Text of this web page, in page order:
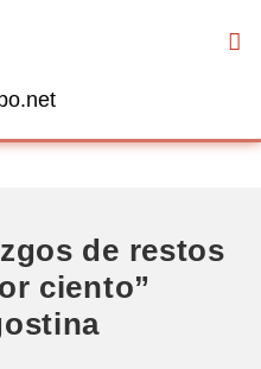
de restos
ciento”